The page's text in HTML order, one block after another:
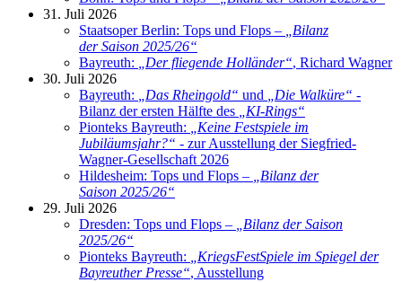
31. Juli 2026
Staatsoper Berlin: Tops und Flops –
Bilanz
der Saison 2025/26“
Bayreuth:
Der fliegende Holländer“, Richard Wagner
30. Juli 2026
Bayreuth:
Das Rheingold“ und Die Walküre“ -
Bilanz der ersten Hälfte des
KI-Rings“
Pionteks Bayreuth:
Keine Festspiele im
Jubiläumsjahr?“ - zur Ausstellung der Siegfried-
Wagner-Gesellschaft 2026
Hildesheim: Tops und Flops –
Bilanz der
Saison 2025/26“
29. Juli 2026
Dresden: Tops und Flops –
Bilanz der Saison
2025/26“
Pionteks Bayreuth:
KriegsFestSpiele im Spiegel der
Bayreuther Presse“, Ausstellung